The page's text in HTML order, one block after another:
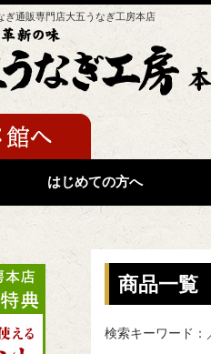
通販専門店大五うなぎ工房本店
はじめての方へ
商品一覧
検索キーワード：
キーワード
価格
ギフト
検索結